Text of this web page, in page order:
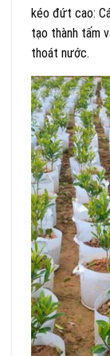
kéo đứt cao:
tạo thành tấm
thoát nước.